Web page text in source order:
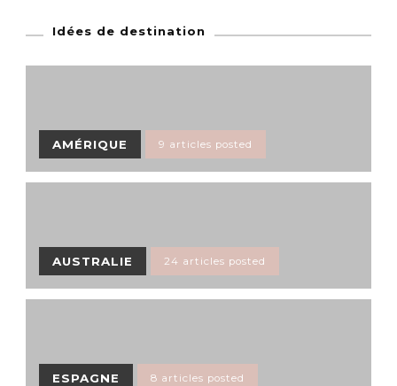
Idées de destination
AMÉRIQUE 9 articles posted
AUSTRALIE 24 articles posted
ESPAGNE 8 articles posted